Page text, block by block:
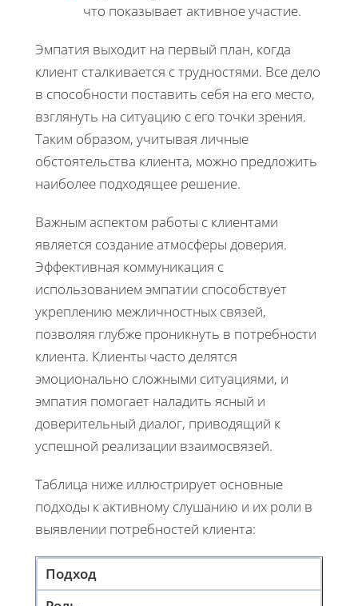
что показывает активное участие.
Эмпатия выходит на первый план, когда
клиент сталкивается с трудностями. Все дело
в способности поставить себя на его место,
взглянуть на ситуацию с его точки зрения.
Таким образом, учитывая личные
обстоятельства клиента, можно предложить
наиболее подходящее решение.
Важным аспектом работы с клиентами
является создание атмосферы доверия.
Эффективная коммуникация с
использованием эмпатии способствует
укреплению межличностных связей,
позволяя глубже проникнуть в потребности
клиента. Клиенты часто делятся
эмоционально сложными ситуациями, и
эмпатия помогает наладить ясный и
доверительный диалог, приводящий к
успешной реализации взаимосвязей.
Таблица ниже иллюстрирует основные
подходы к активному слушанию и их роли в
выявлении потребностей клиента:
Подход